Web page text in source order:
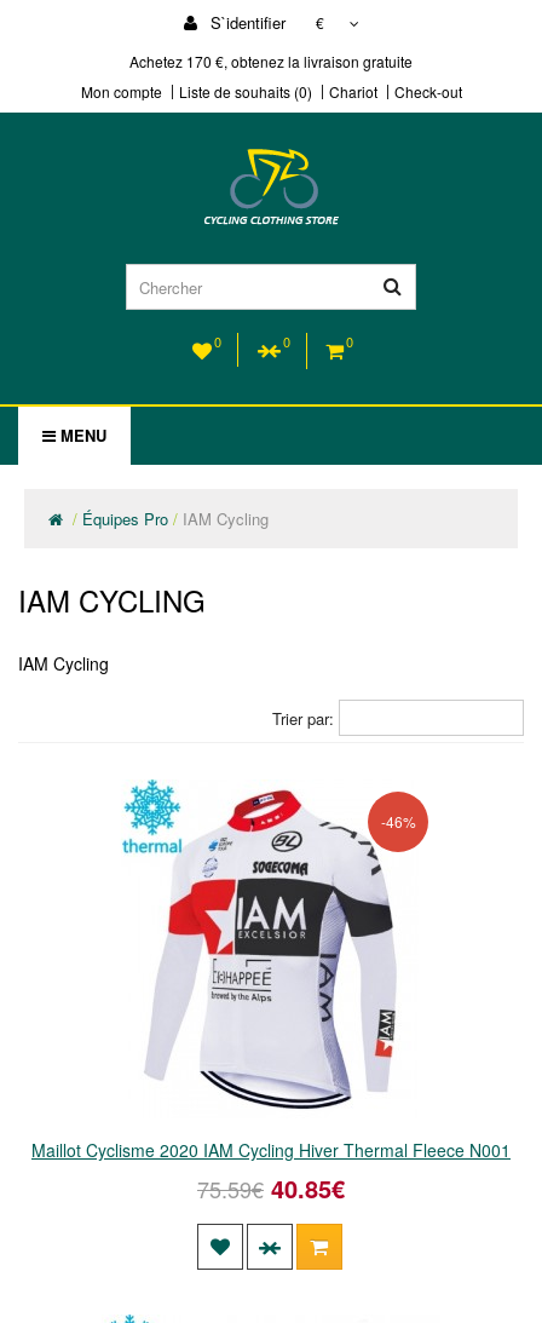
S`identifier
€
Achetez 170 €, obtenez la livraison gratuite
Mon compte
Liste de souhaits (0) Chariot Check-out
0 0 0
MENU
Équipes Pro IAM Cycling
IAM CYCLING
IAM Cycling
Trier par:
-46%
Maillot Cyclisme 2020 IAM Cycling Hiver Thermal Fleece N001
75.59€ 40.85€